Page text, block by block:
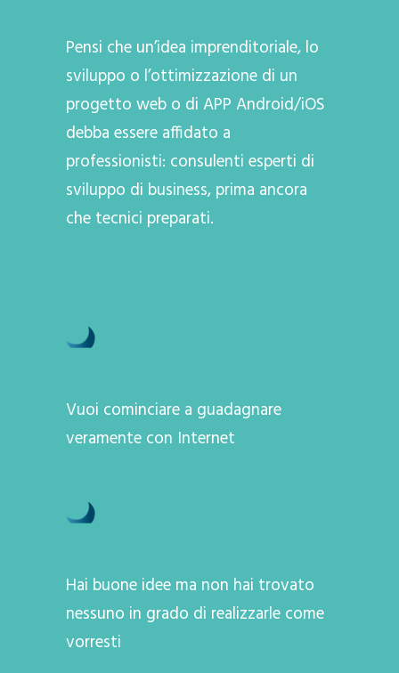
Pensi che un’idea imprenditoriale, lo
sviluppo o l’ottimizzazione di un
progetto web o di APP Android/iOS
debba essere affidato a
professionisti: consulenti esperti di
sviluppo di business, prima ancora
che tecnici preparati.
Vuoi cominciare a guadagnare
veramente con Internet
Hai buone idee ma non hai trovato
nessuno in grado di realizzarle come
vorresti